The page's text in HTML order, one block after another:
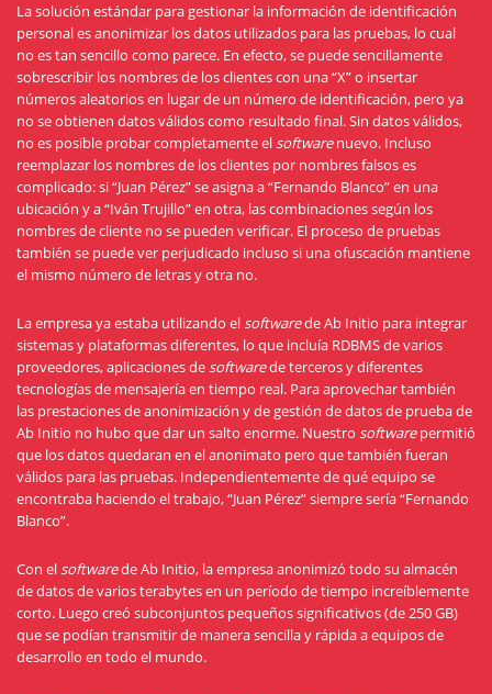
La solución estándar para gestionar la información de identificación
personal es anonimizar los datos utilizados para las pruebas, lo cual
no es tan sencillo como parece. En efecto, se puede sencillamente
sobrescribir los nombres de los clientes con una “X” o insertar
números aleatorios en lugar de un número de identificación, pero ya
no se obtienen datos válidos como resultado final. Sin datos válidos,
no es posible probar completamente el softwarenuevo. Incluso
reemplazar los nombres de los clientes por nombres falsos es
complicado: si “Juan Pérez” se asigna a “Fernando Blanco” en una
ubicación y a “Iván Trujillo” en otra, las combinaciones según los
nombres de cliente no se pueden verificar. El proceso de pruebas
también se puede ver perjudicado incluso si una ofuscación mantiene
el mismo número de letras y otra no.
La empresa ya estaba utilizando el softwarede Ab Initio para integrar
sistemas y plataformas diferentes, lo que incluía RDBMS de varios
proveedores, aplicaciones de softwarede terceros y diferentes
tecnologías de mensajería en tiempo real. Para aprovechar también
las prestaciones de anonimización y de gestión de datos de prueba de
Ab Initio no hubo que dar un salto enorme. Nuestro softwarepermitió
que los datos quedaran en el anonimato pero que también fueran
válidos para las pruebas. Independientemente de qué equipo se
encontraba haciendo el trabajo, “Juan Pérez” siempre sería “Fernando
Blanco”.
Con el softwarede Ab Initio, la empresa anonimizó todo su almacén
de datos de varios terabytes en un período de tiempo increíblemente
corto. Luego creó subconjuntos pequeños significativos (de 250 GB)
que se podían transmitir de manera sencilla y rápida a equipos de
desarrollo en todo el mundo.